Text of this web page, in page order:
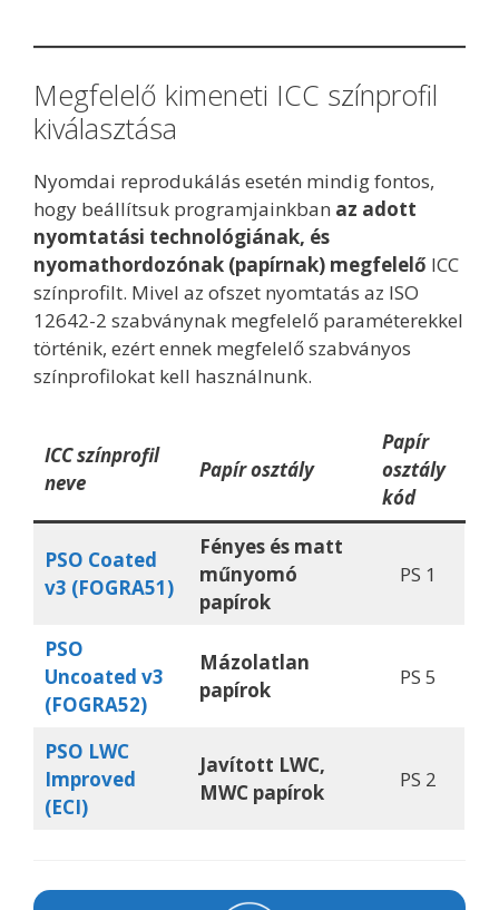
Megfelelő kimeneti ICC színprofil
kiválasztása
Nyomdai reprodukálás esetén mindig fontos,
hogy beállítsuk programjainkban az adott
nyomtatási technológiának, és
nyomathordozónak (papírnak) megfelelő ICC
színprofilt. Mivel az ofszet nyomtatás az ISO
12642-2 szabványnak megfelelő paraméterekkel
történik, ezért ennek megfelelő szabványos
színprofilokat kell használnunk.
ICC színprofil
neve
Papír osztály
Papír
osztály
kód
PSO Coated
v3 (FOGRA51)
Fényes és matt
műnyomó
papírok
PS 1
PSO
Uncoated v3
(FOGRA52)
Mázolatlan
papírok
PS 5
PSO LWC
Improved
(ECI)
Javított LWC,
MWC papírok
PS 2